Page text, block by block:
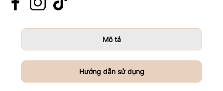
Mô tả
Hướng dẫn sử dụng